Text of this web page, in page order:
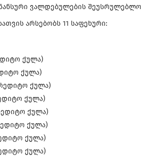
ვალდებულების
არსებობს 11 საფეხური:
ქულა)
ქულა)
ქულა)
ქულა)
ქულა)
ქულა)
ქულა)
ქულა)